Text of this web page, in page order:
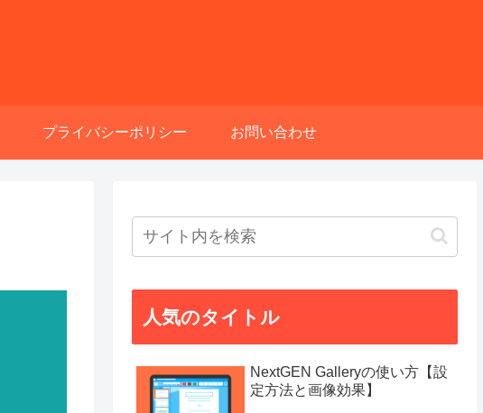
プライバシーポリシー お問い合わせ
人気のタイトル
NextGEN Galleryの使い方【設
定方法と画像効果】